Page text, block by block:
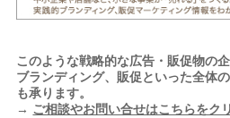
このような戦略的な広告・販促物の
ブランディング、販促といった全体
も承ります。
→ ご相談やお問い合せはこちらをク